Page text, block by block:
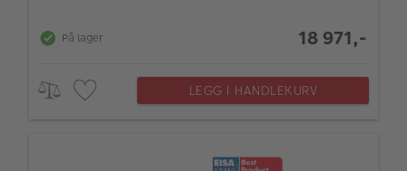
På lager 18 971,-
LEGG I HANDLEKURV